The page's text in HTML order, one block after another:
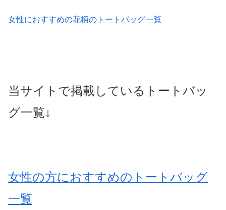
女性におすすめの花柄のトートバッグ一覧
当サイトで掲載しているトートバッ
グ一覧↓
女性の方におすすめのトートバッグ
一覧